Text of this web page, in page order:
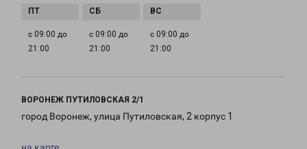
с 09:00 до
21:00
с 09:00 до
21:00
с 09:00 до
21:00
ВОРОНЕЖ ПУТИЛОВСКАЯ 2/1
город Воронеж, улица Путиловская, 2 корпус 1